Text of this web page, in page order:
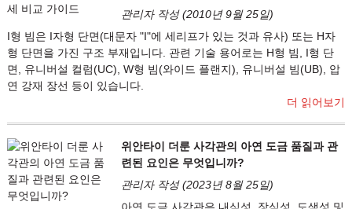
관리자 작성 (2010년 9월 25일)
I형 빔은 I자형 단면(대문자 "I"에 세리프가 있는 것과 유사) 또는 H자
형 단면을 가진 구조 부재입니다. 관련 기술 용어로는 H형 빔, I형 단
면, 유니버설 컬럼(UC), W형 빔(와이드 플랜지), 유니버설 빔(UB), 압
연 강재 장선 등이 있습니다.
더 읽어보기
위안타이 더룬 사각관의 아연 도금 품질과 관
련된 요인은 무엇입니까?
관리자 작성 (2023년 8월 25일)